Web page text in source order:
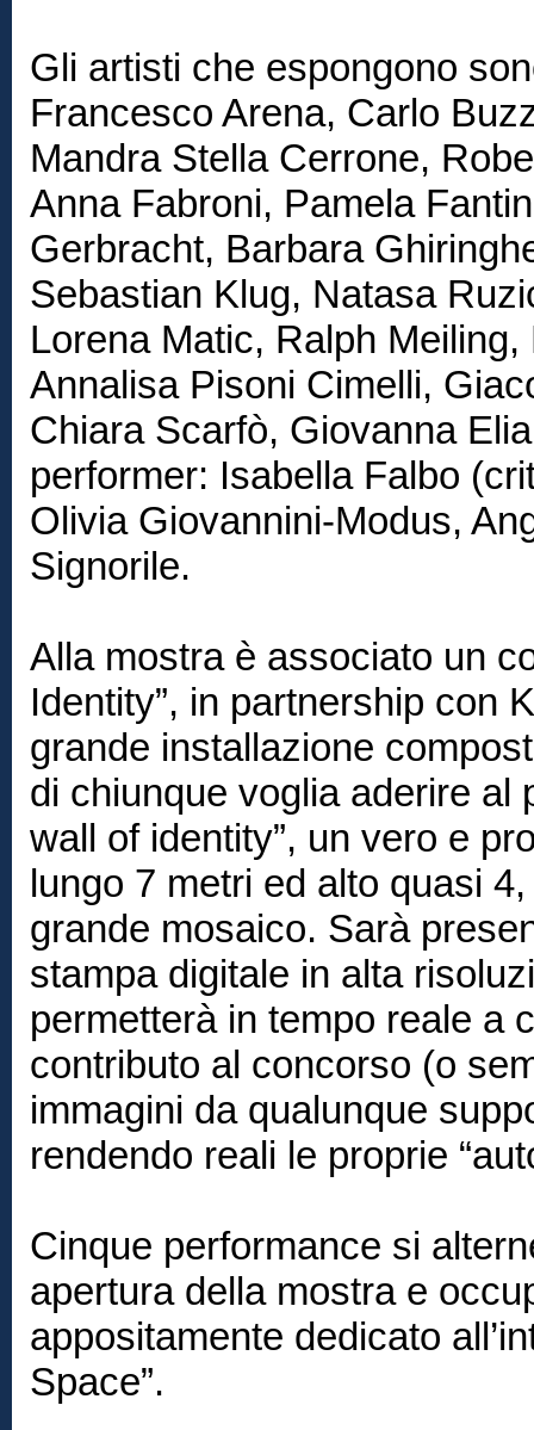
Gli artisti che espongono
Francesco Arena, Carlo
Mandra Stella Cerrone,
Anna Fabroni, Pamela
Gerbracht, Barbara
Sebastian Klug, Natasa
Lorena Matic, Ralph
Annalisa Pisoni Cimelli,
Chiara Scarfò, Giovanna
performer: Isabella Falbo
Olivia Giovannini-Modus,
Signorile.
Alla mostra è associato un
Identity”, in partnership con
grande installazione
di chiunque voglia aderire al
wall of identity”, un vero e
lungo 7 metri ed alto quasi
grande mosaico. Sarà
stampa digitale in alta
permetterà in tempo reale a
contributo al concorso (o
immagini da qualunque
rendendo reali le proprie
Cinque performance si
apertura della mostra e
appositamente dedicato
Space”.